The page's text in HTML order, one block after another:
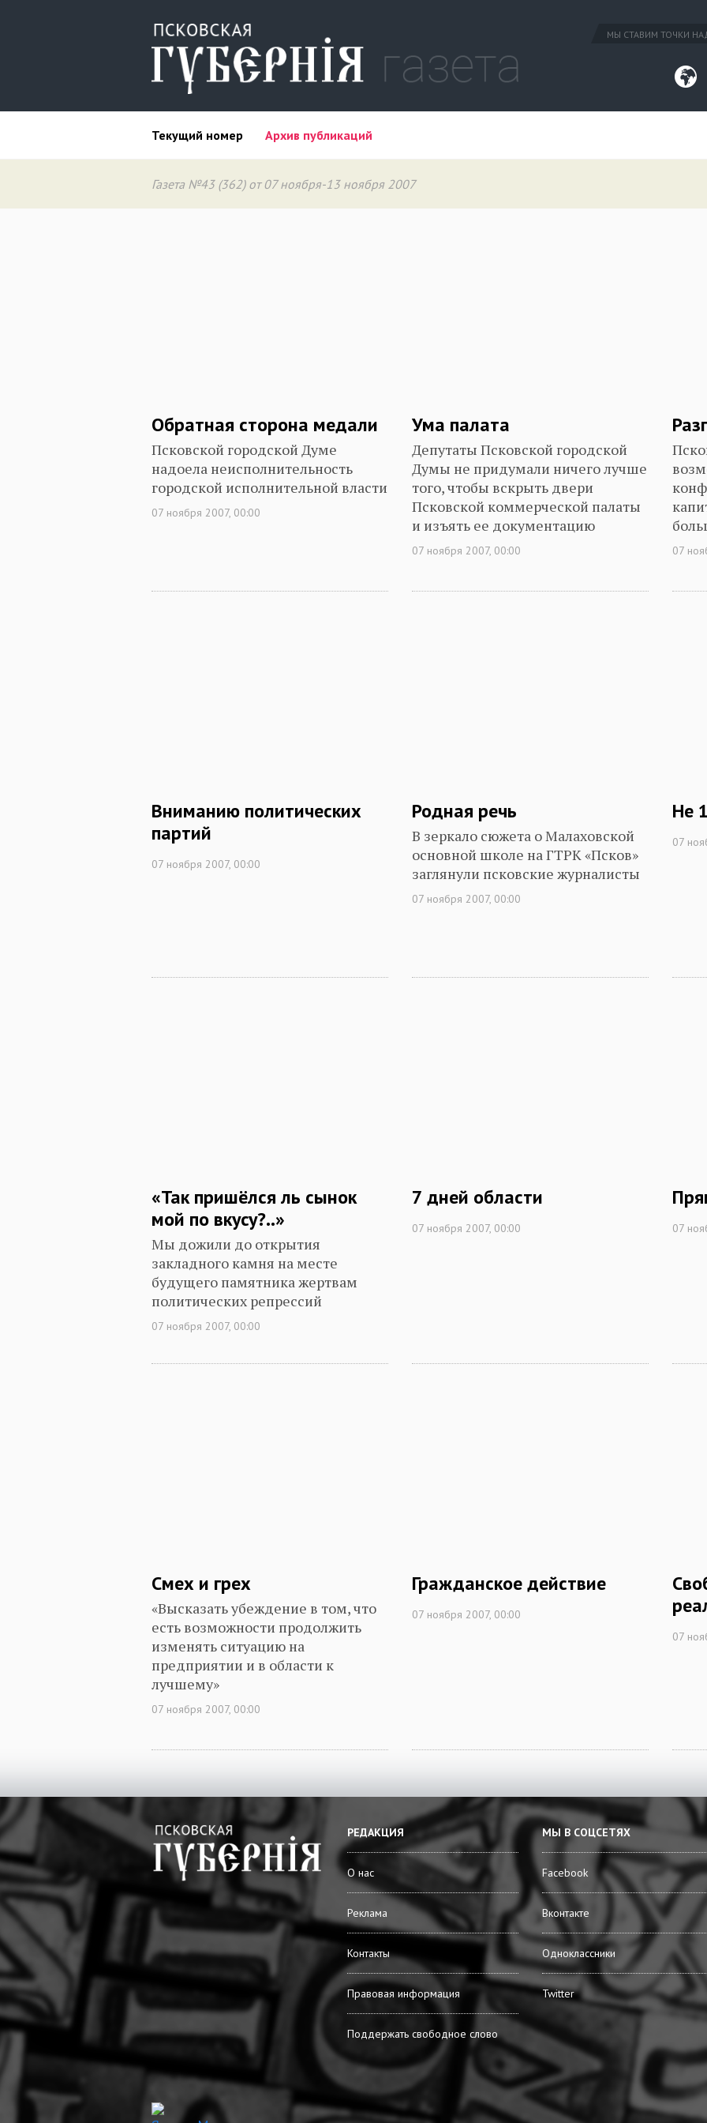
МЫ СТАВИМ ТОЧКИ
Текущий номер Архив публикаций
Газета №43 (362) от 07 ноября-13 ноября 2007
Обратная сторона медали
Псковской городской Думе
надоела неисполнительность
городской исполнительной власти
07 ноября 2007, 00:00
Ума палата
Депутаты Псковской городской
Думы не придумали ничего лучше
того, чтобы вскрыть двери
Псковской коммерческой палаты
и изъять ее документацию
07 ноября 2007, 00:00 07
Вниманию политических
партий
07 ноября 2007, 00:00
Родная речь
В зеркало сюжета о Малаховской
основной школе на ГТРК «Псков»
заглянули псковские журналисты
07 ноября 2007, 00:00
Не
07
«Так пришёлся ль сынок
мой по вкусу?..»
Мы дожили до открытия
закладного камня на месте
будущего памятника жертвам
политических репрессий
07 ноября 2007, 00:00
7 дней области
07 ноября 2007, 00:00 07
Смех и грех
«Высказать убеждение в том, что
есть возможности продолжить
изменять ситуацию на
предприятии и в области к
лучшему»
07 ноября 2007, 00:00
Гражданское действие
07 ноября 2007, 00:00
07
РЕДАКЦИЯ
О нас
Реклама
Контакты
Правовая информация
Поддержать свободное слово
МЫ В СОЦСЕТЯХ
Facebook
Вконтакте
Одноклассники
Twitter